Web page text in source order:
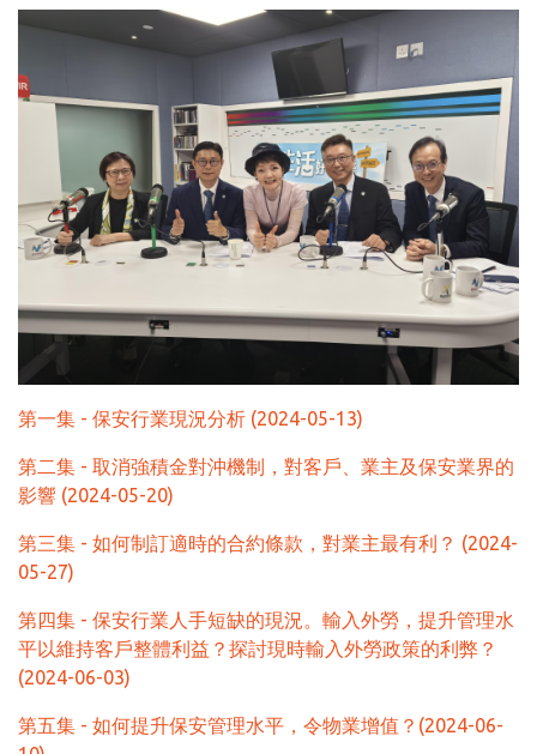
第一集 - 保安行業現況分析 (2024-05-13)
第二集 - 取消強積金對沖機制，對客戶、業主及保安業界的
影響 (2024-05-20)
第三集 - 如何制訂適時的合約條款，對業主最有利？ (2024-
05-27)
第四集 - 保安行業人手短缺的現況。輸入外勞，提升管理水
平以維持客戶整體利益？探討現時輸入外勞政策的利弊？
(2024-06-03)
第五集 - 如何提升保安管理水平，令物業增值？(2024-06-